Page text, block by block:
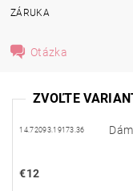
ZÁRUKA
Otázka
ZVOĽTE
14.72093.19173.36
€12